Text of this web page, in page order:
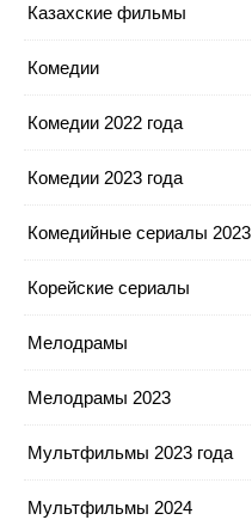
Казахские фильмы
Комедии
Комедии 2022 года
Комедии 2023 года
Комедийные сериалы 2023
Корейские сериалы
Мелодрамы
Мелодрамы 2023
Мультфильмы 2023 года
Мультфильмы 2024